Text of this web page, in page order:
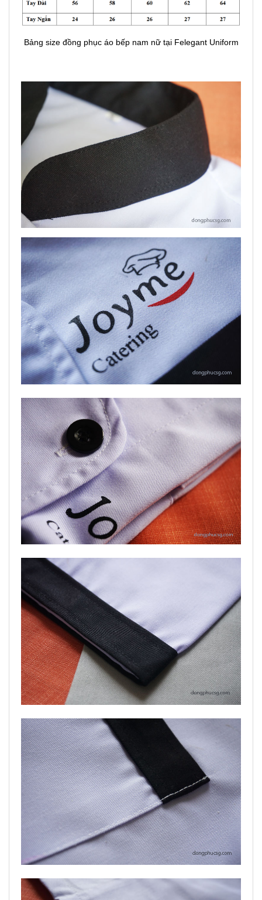
Bảng size đồng phục áo bếp nam nữ tại Felegant Uniform